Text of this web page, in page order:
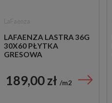
LAFAENZA LASTRA 36G
30X60 PŁYTKA
GRESOWA
189,00 zł m2